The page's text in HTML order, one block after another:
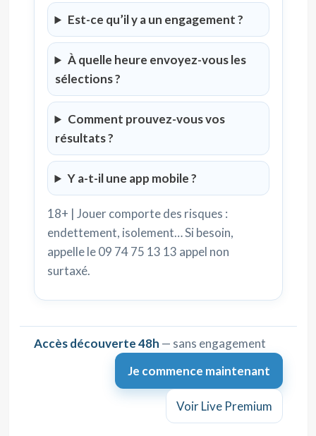
Est-ce qu’il y a un engagement ?
À quelle heure envoyez-vous les
sélections ?
Comment prouvez-vous vos
résultats ?
Y a-t-il une app mobile ?
18+ | Jouer comporte des risques :
endettement, isolement… Si besoin,
appelle le 09 74 75 13 13 appel non
surtaxé.
Accès découverte 48h — sans engagement
Je commence maintenant
Voir Live Premium